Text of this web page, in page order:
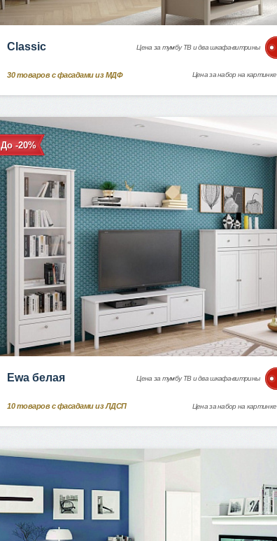
Classic Цена за тумбу ТВ и два шкафа-витрины
30 товаров с фасадами из МДФ Цена за набор на картинке
До -20%
Ewa белая Цена за тумбу ТВ и два шкафа-витрины
10 товаров с фасадами из ЛДСП Цена за набор на картинке